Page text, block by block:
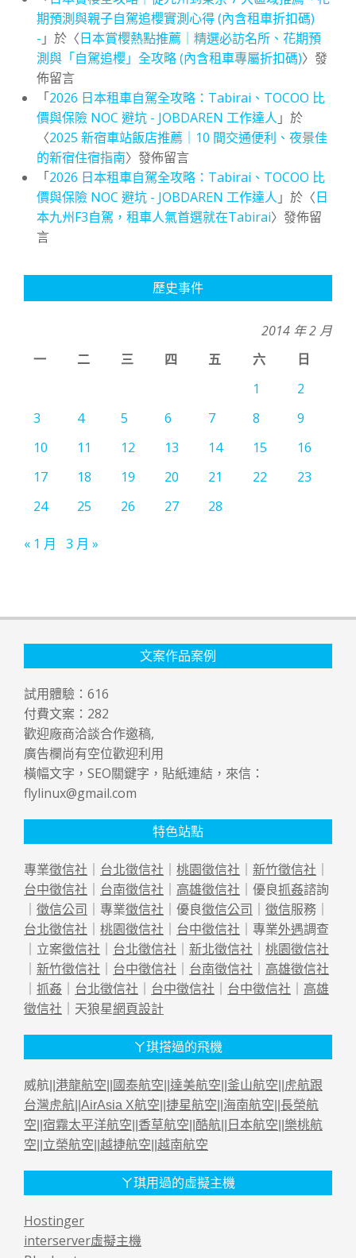
期預測與親子自駕追櫻實測心得 (內含租車折扣碼)
- 」於〈日本賞櫻熱點推薦｜精選必訪名所、花期預
測與「自駕追櫻」全攻略 (內含租車專屬折扣碼)〉發
佈留言
「2026 日本租車自駕全攻略：Tabirai、TOCOO 比
價與保險 NOC 避坑 - JOBDAREN 工作達人 」於
〈2025 新宿車站飯店推薦｜10 間交通便利、夜景佳
的新宿住宿指南〉發佈留言
「2026 日本租車自駕全攻略：Tabirai、TOCOO 比
價與保險 NOC 避坑 - JOBDAREN 工作達人 」於〈日
本九州F3自駕，租車人氣首選就在Tabirai〉發佈留
言
歷史事件
2014 年 2 月
一
二 三 四 五 六
日
1
2
3
4 5 6 7 8
9
10
11 12 13 14 15
16
17
18 19 20 21 22
23
24
25 26 27 28
« 1 月 3 月 »
文案作品案例
試用體驗： 616
付費文案： 282
歡迎廠商洽談合作邀稿,
廣告欄尚有空位歡迎利用
橫幅文字，SEO關鍵字，貼紙連結，來信：
flylinux@gmail.com
特色站點
專業徵信社 ｜ 台北徵信社 ｜ 桃園徵信社 ｜ 新竹徵信社 ｜
台中徵信社 ｜ 台南徵信社 ｜ 高雄徵信社 ｜優良抓姦諮詢
｜ 徵信公司 ｜專業徵信社 ｜優良徵信公司 ｜ 徵信服務｜
台北徵信社 ｜ 桃園徵信社 ｜ 台中徵信社 ｜專業外遇調查
｜立案徵信社 ｜ 台北徵信社 ｜ 新北徵信社 ｜ 桃園徵信社
｜ 新竹徵信社 ｜ 台中徵信社 ｜ 台南徵信社 ｜ 高雄徵信社
｜ 抓姦 ｜ 台北徵信社 ｜ 台中徵信社 ｜ 台中徵信社 ｜ 高雄
徵信社 ｜天狼星網頁設計
ㄚ琪搭過的飛機
威航|| 港龍航空 國泰航空 達美航空 釜山航空
虎航跟
台灣虎航 AirAsia X航空 捷星航空 海南航空 長榮航
空 宿霧太平洋航空 香草航空 酷航 日本航空 樂桃航
空 立榮航空 越捷航空 越南航空
ㄚ琪用過的虛擬主機
Hostinger
interserver虛擬主機